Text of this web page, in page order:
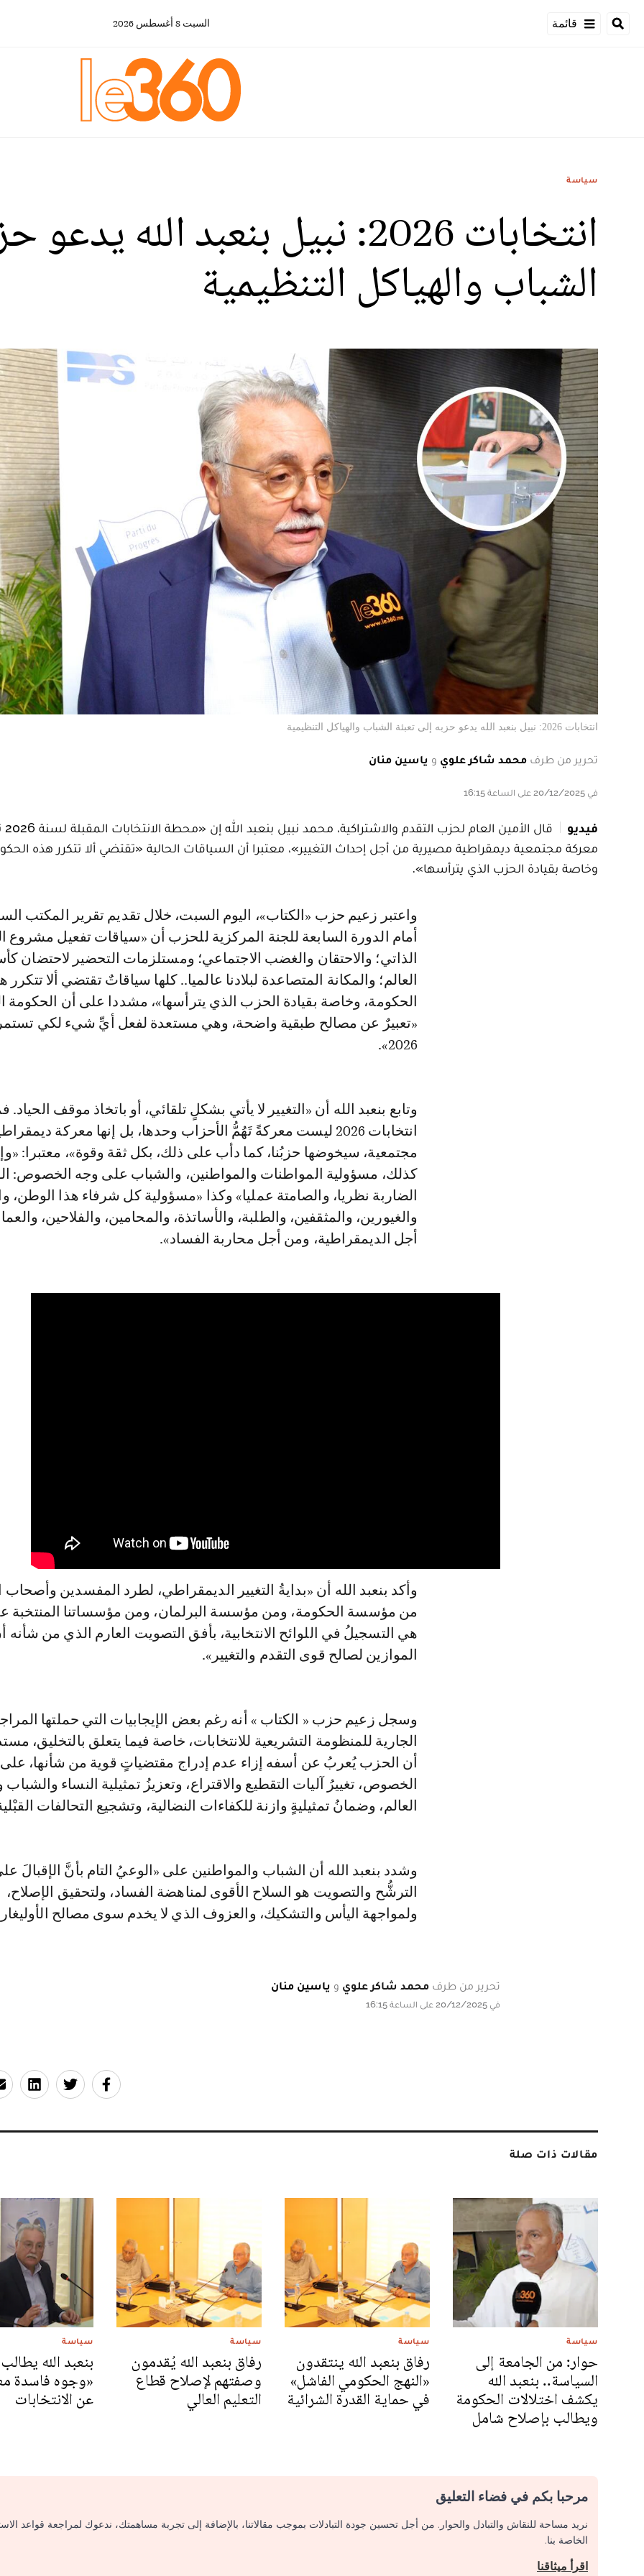
قائمة السبت 8 أغسطس 2026
سياسة
انتخابات 2026: نبيل بنعبد الله
الشباب والهياكل التنظيمية
انتخابات 2026: نبيل بنعبد الله يدعو حزبه إلى تعبئة الشباب والهياكل التنظيمية
تحرير من طرف محمد شاكر علوي و ياسين منان
في 20/12/2025 على الساعة 16:15
فيديو
معركة مجتمعية ديمقراطية مصيرية من أجل إحداث التغيير»، معتبرا أن السياقات الحالية «تقتضي ألا تتكرر هذه
وخاصة بقيادة الحزب الذي يترأسها».
واعتبر زعيم حزب «الكتاب»، اليوم السبت، خلال تقديم تقرير المكتب السياسي
أمام الدورة السابعة للجنة المركزية للحزب أن «سياقات تفعيل مشروع
الذاتي؛ والاحتقان والغضب الاجتماعي؛ ومستلزمات التحضير لاحتضان
العالم؛ والمكانة المتصاعدة لبلادنا عالميا.. كلها سياقاتٌ تقتضي ألا تتكرر
الحكومة، وخاصة بقيادة الحزب الذي يترأسها»، مشددا على أن الحكومة
«تعبيرٌ عن مصالح طبقية واضحة، وهي مستعدة لفعل أيِّ شيء لكي
2026».
وتابع بنعبد الله أن «التغيير لا يأتي بشكلٍ تلقائي، أو باتخاذ موقف
انتخابات 2026 ليست معركةً تَهُمُّ الأحزاب وحدها، بل إنها معركة
مجتمعية، سيخوضها حزبُنا، كما دأب على ذلك، بكل ثقة وقوة»، معتبرا:
كذلك، مسؤولية المواطنات والمواطنين، والشباب على وجه الخصوص:
الضاربة نظريا، والصامتة عمليا» وكذا «مسؤولية كل شرفاء هذا الوطن،
والغيورين، والمثقفين، والطلبة، والأساتذة، والمحامين، والفلاحين،
أجل الديمقراطية، ومن أجل محاربة الفساد».
وأكد بنعبد الله أن «بدايةُ التغيير الديمقراطي، لطرد المفسدين وأصحاب
من مؤسسة الحكومة، ومن مؤسسة البرلمان، ومن مؤسساتنا المنتخبة
هي التسجيلُ في اللوائح الانتخابية، بأفق التصويت العارم الذي من شأنه
الموازين لصالح قوى التقدم والتغيير».
وسجل زعيم حزب « الكتاب » أنه رغم بعض الإيجابيات التي حملتها
الجارية للمنظومة التشريعية للانتخابات، خاصة فيما يتعلق بالتخليق،
أن الحزب يُعربُ عن أسفه إزاء عدم إدراج مقتضياتٍ قوية من شأنها،
الخصوص، تغييرُ آليات التقطيع والاقتراع، وتعزيزُ تمثيلية النساء والشباب
العالم، وضمانُ تمثيليةٍ وازنة للكفاءات النضالية، وتشجيع التحالفات
وشدد بنعبد الله أن الشباب والمواطنين على «الوعيُ التام بأنَّ الإقبالَ
الترشُّح والتصويت هو السلاح الأقوى لمناهضة الفساد، ولتحقيق الإصلاح،
ولمواجهة اليأس والتشكيك، والعزوف الذي لا يخدم سوى مصالح
تحرير من طرف محمد شاكر علوي و ياسين منان
في 20/12/2025 على الساعة 16:15
مقالات ذات صلة
سياسة
حوار: من الجامعة إلى
السياسة.. بنعبد الله
يكشف اختلالات الحكومة
ويطالب بإصلاح شامل
سياسة
رفاق بنعبد الله ينتقدون
«النهج الحكومي الفاشل»
في حماية القدرة الشرائية
سياسة
رفاق بنعبد الله يُقدمون
وصفتهم لإصلاح قطاع
التعليم العالي
سياسة
بنعبد الله يطالب
«وجوه فاسدة
عن الانتخابات
مرحبا بكم في فضاء التعليق
نريد مساحة للنقاش والتبادل والحوار. من أجل تحسين جودة التبادلات بموجب مقالاتنا، بالإضافة إلى تجربة مساهمتك، ندعوك لمراجعة قواعد
الخاصة بنا.
اقرأ ميثاقنا